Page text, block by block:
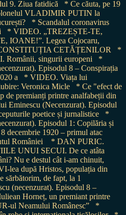
9. Ziua fatidică
* Ce căuta, pe 19
VLADIMIR PUTIN la
* Scandalul coronavirus
* VIDEO. „TREZEȘTE-TE,
IOANE!”. Legea Cojocaru,
CETĂȚENILOR
*
singurii europeni
*
Episodul 8 – Conspirația
a
* VIDEO. Viața lui
Veronica Micle
* Ce "efect de
de premianți printre analfabeții din
Eminescu (Necenzurat). Episodul
poetice și jurnalistice
*
Episodul 1: Copilăria și
decembrie 1920 – primul atac
României
* DAN PURIC.
UNUI SECUI. De ce atâta
Nu e destul cât i-am chinuit,
lea după Hristos, populația din
sărbătorim, de fapt, la 1
(necenzurat). Episodul 8 –
Horneț, un premiant printre
ul Neamului Românesc”
*